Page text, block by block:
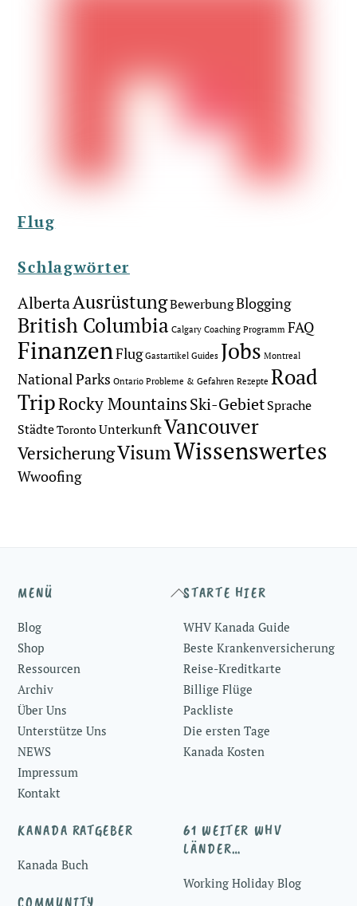
Flug
Schlagwörter
AlbertaAusrüstungBewerbungBlogging
British Columbia Calgary Coaching Programm FAQ
FinanzenFlug Gastartikel Guides Jobs Montreal
National Parks Ontario Probleme & Gefahren Rezepte Road
TripRocky MountainsSki-GebietSprache
StädteTorontoUnterkunftVancouver
VersicherungVisumWissenswertes
Wwoofing
Back
Top
MENÜ
Blog
Shop
Ressourcen
Archiv
Über Uns
Unterstütze Uns
NEWS
Impressum
Kontakt
STARTE HIER
WHV Kanada Guide
Beste Krankenversicherung
Reise-Kreditkarte
Billige Flüge
Packliste
Die ersten Tage
Kanada Kosten
KANADA RATGEBER
Kanada Buch
COMMUNITY
61 WEITER WHV
LÄNDER…
Working Holiday Blog